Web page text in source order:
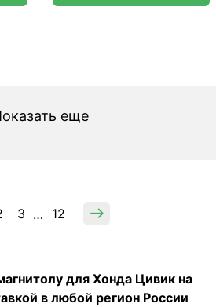
еще
3 … 12
для Хонда Цивик на
в любой регион России